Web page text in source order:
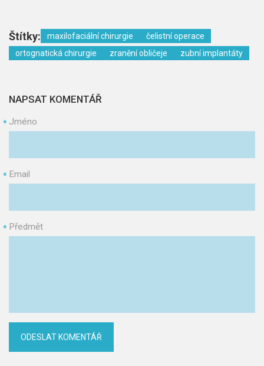
Štítky: maxilofaciální chirurgie
čelistní operace
ortognatická chirurgie
zranění obličeje zubní implantáty
NAPSAT KOMENTÁŘ
Jméno
*
Email
*
Předmět
*